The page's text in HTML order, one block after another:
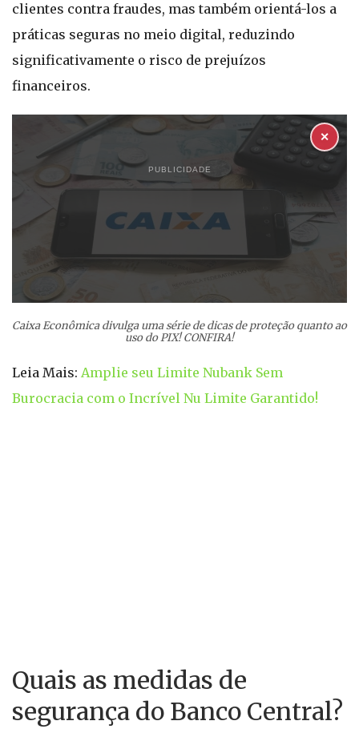
clientes contra fraudes, mas também orientá-los a
práticas seguras no meio digital, reduzindo
significativamente o risco de prejuízos
financeiros.
PUBLICIDADE
✕
Caixa Econômica divulga uma série de dicas de proteção quanto ao
uso do PIX! CONFIRA!
Leia Mais: Amplie seu Limite Nubank Sem
Burocracia com o Incrível Nu Limite Garantido!
Quais as medidas de
segurança do Banco Central?